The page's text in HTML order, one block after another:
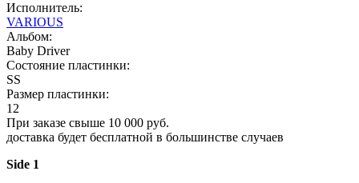
Исполнитель:
VARIOUS
Альбом:
Baby Driver
Состояние пластинки:
SS
Размер пластинки:
12
При заказе свыше 10 000 руб.
доставка будет бесплатной в большинстве случаев
Side 1